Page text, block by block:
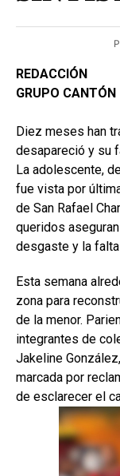
REDACCIÓN
GRUPO CANTÓN
Diez meses han
desapareció y su
La adolescente,
fue vista por
de San Rafael
queridos
desgaste y la
Esta semana
zona para
de la menor.
integrantes de
Jakeline
marcada por
de esclarecer el